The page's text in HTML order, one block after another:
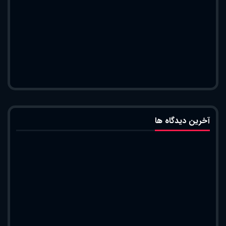
آخرین دیدگاه ها